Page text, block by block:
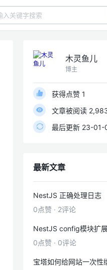
木灵鱼儿
博主
获得点赞 1
文章被阅读
最后更新 23-
最新文章
NestJS 正确处理日志
0点赞 · 2评论
NestJS config模块扩
0点赞 · 0评论
宝塔如何给网站一次性